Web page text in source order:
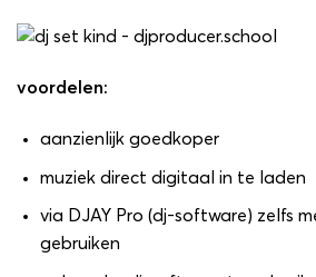
voordelen:
aanzienlijk goedkoper
muziek direct digitaal in te laden
via DJAY Pro (dj-software) zelfs
gebruiken